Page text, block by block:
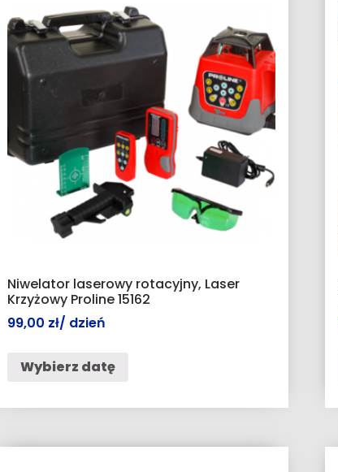
Niwelator laserowy rotacyjny, Laser
Krzyżowy Proline 15162
99,00 zł/ dzień
Wybierz datę